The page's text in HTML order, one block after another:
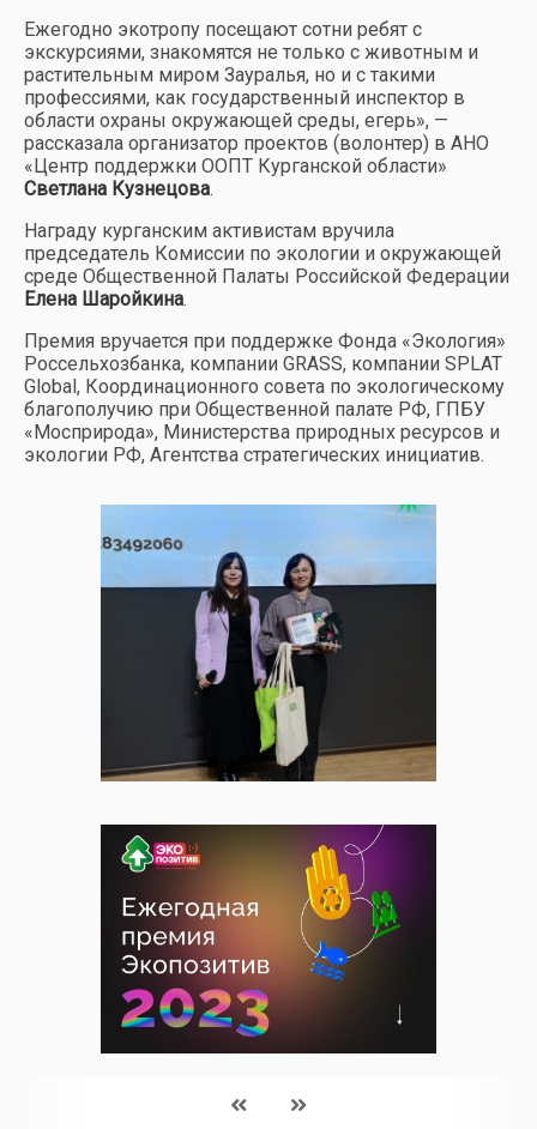
Ежегодно экотропу посещают сотни ребят с
экскурсиями, знакомятся не только с животным и
растительным миром Зауралья, но и с такими
профессиями, как государственный инспектор в
области охраны окружающей среды, егерь», —
рассказала организатор проектов (волонтер) в АНО
«Центр поддержки ООПТ Курганской области»
Светлана Кузнецова.
Награду курганским активистам вручила
председатель Комиссии по экологии и окружающей
среде Общественной Палаты Российской Федерации
Елена Шаройкина.
Премия вручается при поддержке Фонда «Экология»
Россельхозбанка, компании GRASS, компании SPLAT
Global, Координационного совета по экологическому
благополучию при Общественной палате РФ, ГПБУ
«Мосприрода», Министерства природных ресурсов и
экологии РФ, Агентства стратегических инициатив.